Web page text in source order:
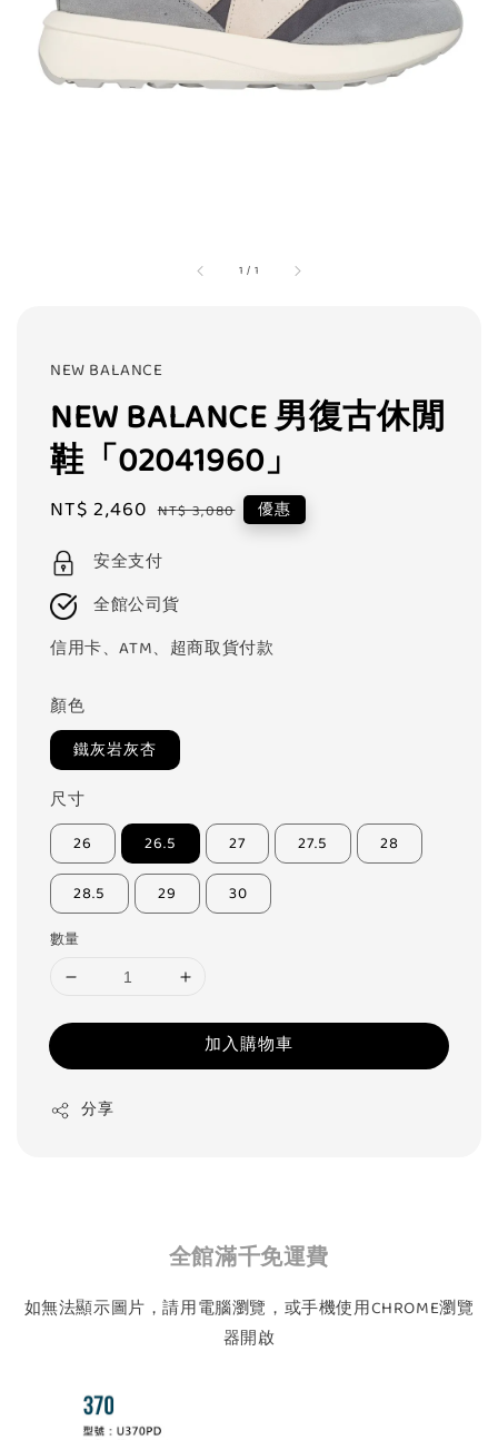
1 / 1
NEW BALANCE
NEW BALANCE 男復古休閒
鞋「02041960」
Sale
NT$ 2,460 Regular
NT$ 3,080 優惠
安全支付
全館公司貨
信用卡、ATM、超商取貨付款
顏色
鐵灰岩灰杏
尺寸
26 26.5 27 27.5 28
28.5 29 30
數量
加入購物車
分享
全館滿千免運費
如無法顯示圖片，請用電腦瀏覽，或手機使用CHROME瀏覽
器開啟